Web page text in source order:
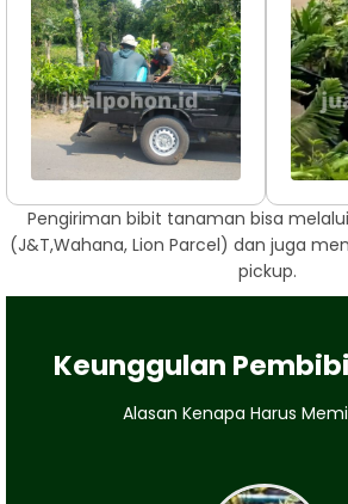
Pengiriman bibit tanaman bisa
(J&T,Wahana, Lion Parcel) dan juga
pickup.
Keunggulan
Alasan Kenapa Harus